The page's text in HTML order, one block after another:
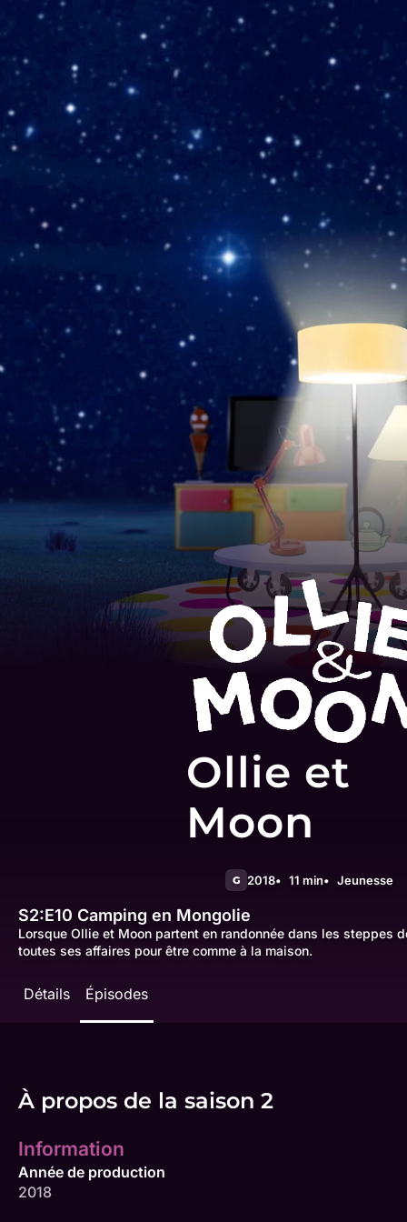
Ollie et
Moon
G 2018 11 min Jeunesse
S2:E10 Camping en Mongolie
Lorsque Ollie et Moon partent en randonnée dans les steppes
toutes ses affaires pour être comme à la maison.
Détails Épisodes
À propos de la saison 2
Information
Année de production
2018